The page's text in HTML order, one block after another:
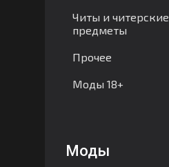
Читы и читерские
предметы
Прочее
Моды 18+
Моды